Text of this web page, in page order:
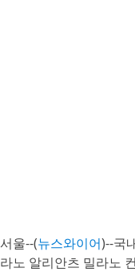
서울--(뉴스와이어)--국
라노 알리안츠 밀라노